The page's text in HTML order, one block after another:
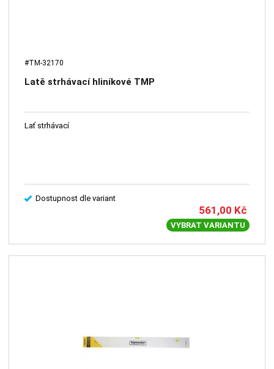
#TM-32170
Latě strhávací hliníkové TMP
Lať strhávací
Dostupnost dle variant
561,00 Kč
VYBRAT VARIANTU